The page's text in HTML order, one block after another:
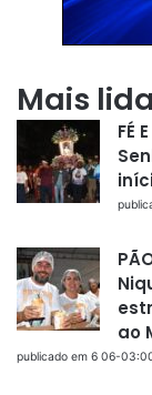
Mais
FÉ
ao
publicado em 6 06-